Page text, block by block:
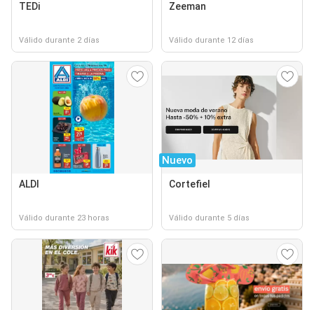
TEDi
Válido durante 2 días
Zeeman
Válido durante 12 días
ALDI
Válido durante 23 horas
Nuevo
Cortefiel
Válido durante 5 días